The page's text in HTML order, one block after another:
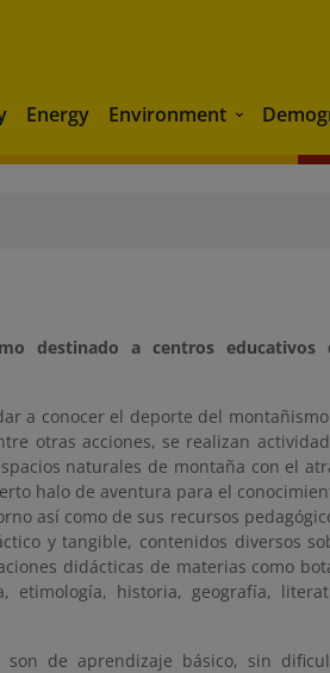
Energy Environment
destinado a centros educativos
a conocer el deporte del
otras acciones, se realizan
naturales de montaña con el
halo de aventura para el
así como de sus recursos
y tangible, contenidos diversos
didácticas de materias como
etimología, historia, geografía,
de aprendizaje básico, sin